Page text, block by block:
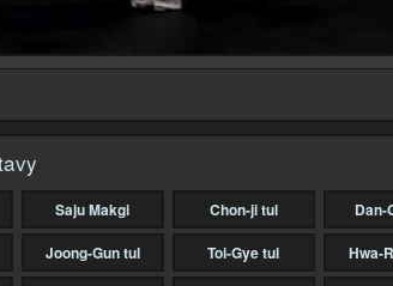
Saju Makgi Chon-ji tul Dan-
Joong-Gun tul Toi-Gye tul Hwa-